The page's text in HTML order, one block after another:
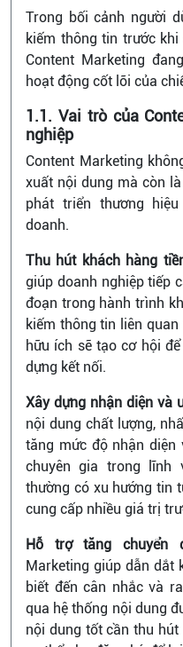
Trong bối cảnh người
kiếm thông tin trước
Content Marketing
hoạt động cốt lõi của
1.1. Vai trò của
nghiệp
Content Marketing
xuất nội dung mà còn
phát triển thương
doanh.
Thu hút khách hàng
giúp doanh nghiệp tiếp
đoạn trong hành trình
kiếm thông tin liên
hữu ích sẽ tạo cơ hội
dựng kết nối.
Xây dựng nhận diện và
nội dung chất lượng,
tăng mức độ nhận
chuyên gia trong lĩnh
thường có xu hướng tin
cung cấp nhiều giá trị
Hỗ trợ tăng chuyển
Marketing giúp dẫn dắt
biết đến cân nhắc và
qua hệ thống nội dung
nội dung tốt cần thu